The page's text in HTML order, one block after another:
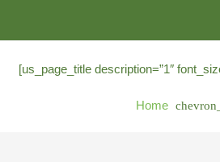
[us_page_title description=”1″
Home